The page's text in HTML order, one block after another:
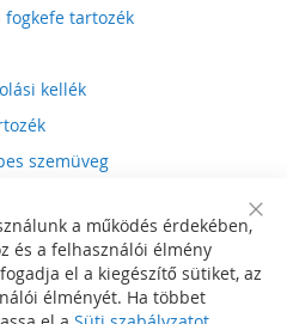
fogkefe tartozék
kellék
szemüveg
lejátszó
Bar
a működés érdekében,
és a felhasználói élmény
el a kiegészítő sütiket, az
élményét. Ha többet